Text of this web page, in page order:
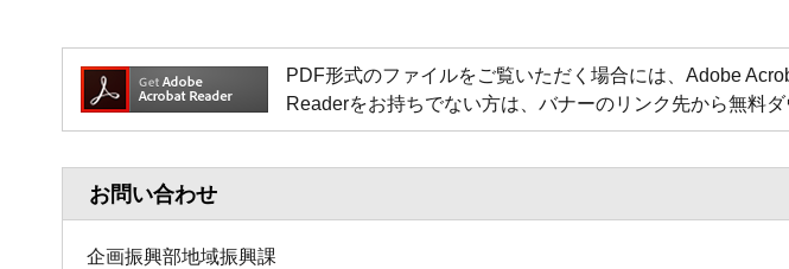
PDF形式のファイルをご覧いただく場合には、Adobe
Readerをお持ちでない方は、バナーのリンク先から無料ダ
お問い合わせ
企画振興部地域振興課